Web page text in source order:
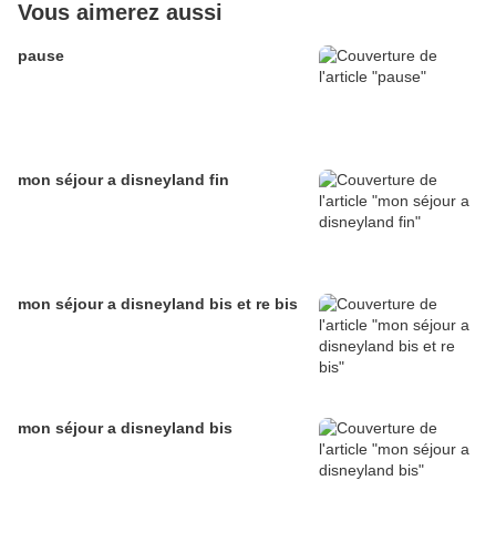
Vous aimerez aussi
pause
mon séjour a disneyland fin
mon séjour a disneyland bis et re bis
mon séjour a disneyland bis